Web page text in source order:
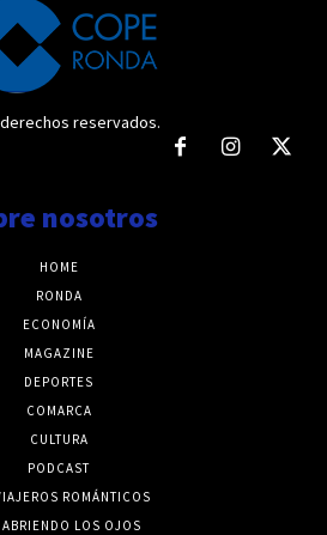
reservados.
nosotros
HOME
RONDA
ECONOMÍA
MAGAZINE
DEPORTES
COMARCA
CULTURA
PODCAST
ROMÁNTICOS
ABRIENDO LOS OJOS